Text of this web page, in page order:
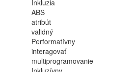
Inkluzia
ABS
atribút
validný
Performatívny
interagovať
multiprogramovanie